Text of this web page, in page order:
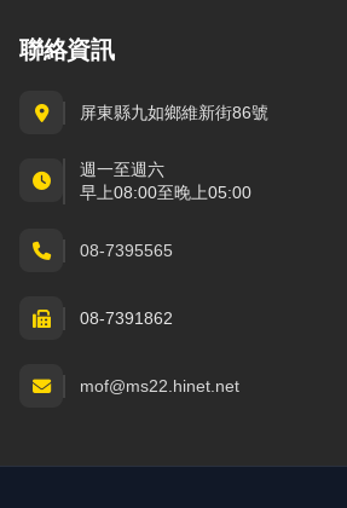
聯絡資訊
屏東縣九如鄉維新街86號
週一至週六
早上08:00至晚上05:00
08-7395565
08-7391862
mof@ms22.hinet.net